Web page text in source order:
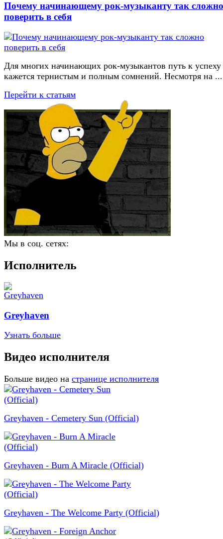
Почему начинающему рок-музыканту так сложно
поверить в себя
Для многих начинающих рок-музыкантов путь к успеху
кажется тернистым и полным сомнений. Несмотря на ...
Перейти к статьям
Мы в соц. сетях:
Исполнитель
Greyhaven
Узнать больше
Видео исполнителя
Больше видео на странице исполнителя
Greyhaven - Cemetery Sun (Official)
Greyhaven - Burn A Miracle (Official)
Greyhaven - The Welcome Party (Official)